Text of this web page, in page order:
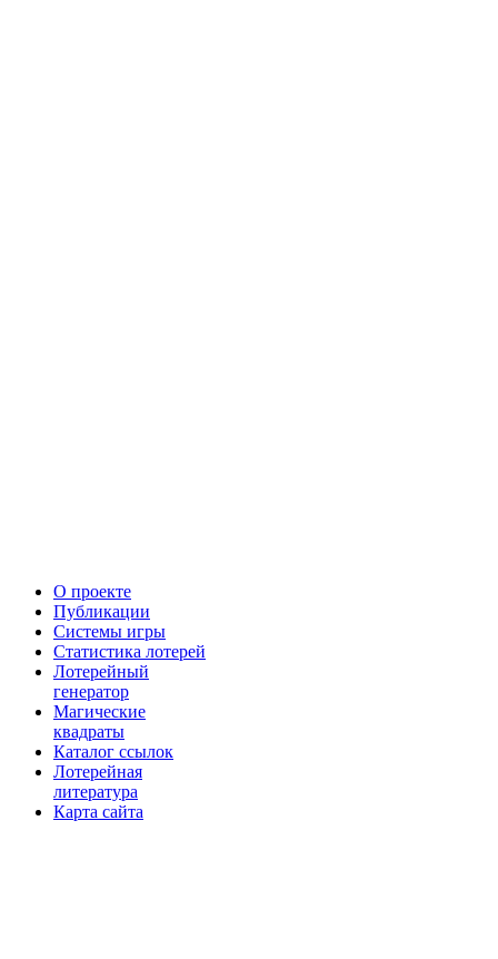
О проекте
Публикации
Системы игры
Статистика лотерей
Лотерейный
генератор
Магические
квадраты
Каталог ссылок
Лотерейная
литература
Карта сайта